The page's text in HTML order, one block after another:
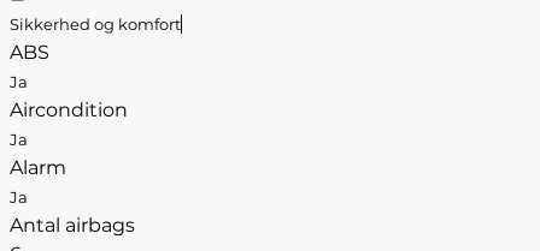
Sikkerhed og komfort
ABS
Ja
Aircondition
Ja
Alarm
Ja
Antal airbags